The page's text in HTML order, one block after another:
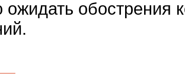
обострения